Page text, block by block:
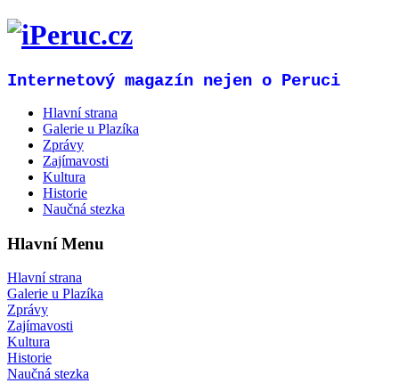
Internetový magazín nejen o Peruci
Hlavní strana
Galerie u Plazíka
Zprávy
Zajímavosti
Kultura
Historie
Naučná stezka
Hlavní Menu
Hlavní strana
Galerie u Plazíka
Zprávy
Zajímavosti
Kultura
Historie
Naučná stezka